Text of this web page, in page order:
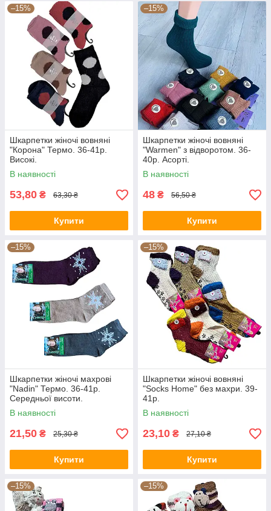
–15%
Шкарпетки жіночі вовняні
"Корона" Термо. 36-41р.
Високі.
В наявності
53,80 ₴ 63,30 ₴
Купити
–15%
Шкарпетки жіночі вовняні
"Warmen" з відворотом. 36-
40р. Асорті.
В наявності
48 ₴ 56,50 ₴
Купити
–15%
Шкарпетки жіночі махрові
"Nadin" Термо. 36-41р.
Середньої висоти.
В наявності
21,50 ₴ 25,30 ₴
Купити
–15%
Шкарпетки жіночі вовняні
"Socks Home" без махри. 39-
41р.
В наявності
23,10 ₴ 27,10 ₴
Купити
–15% –15%